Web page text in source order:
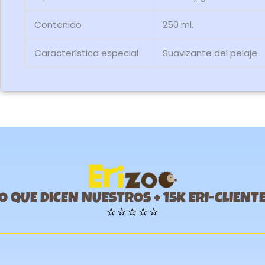
Contenido 250 ml.
Característica especial Suavizante del pelaje.
QUE DICEN NUESTROS + 15k ERI-
⭐⭐⭐⭐⭐